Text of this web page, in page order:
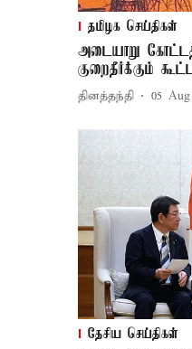
தமிழக செய்திகள்
அடையாறு
குறைதீர்க்கும்
தினத்தந்தி 05 Aug
தேசிய செய்திகள்